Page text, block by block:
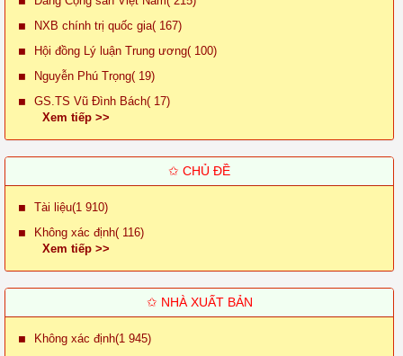
NXB chính trị quốc gia( 167)
Hội đồng Lý luận Trung ương( 100)
Nguyễn Phú Trọng( 19)
GS.TS Vũ Đình Bách( 17)
Xem tiếp >>
✩ CHỦ ĐỀ
Tài liệu(1 910)
Không xác định( 116)
Xem tiếp >>
✩ NHÀ XUẤT BẢN
Không xác định(1 945)